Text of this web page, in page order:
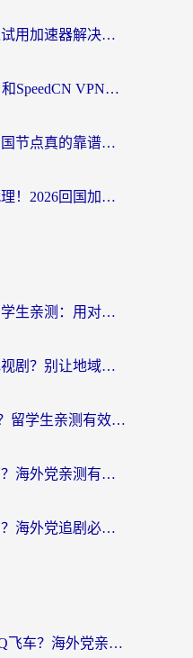
海外党必看：如何通过试用加速器解决国内APP地区限制？附2026最新对比测评
雷神手游VPN好用吗？和SpeedCN VPN对比哪个回国效果更好？海外党亲测3款加速器+避坑指南
海外党别踩坑：免费回国节点真的靠谱吗？教你选对加速器无缝访问国内资源
海外党别再踩坑免费代理！2026回国加速器全攻略：从选线到避坑，无缝访问国内资源
在国外怎么听酷我？留学生亲测：用对加速器就能畅听国内音乐听书
在国外如何看国内的电视剧？别让地域限制成为追剧路上的绊脚石
在国外如何看B站视频？留学生亲测有效的回国加速器选择指南
网易云音乐国外怎么下？海外党亲测有效的回国加速器指南
在国外不能看爱奇艺吗？海外党追剧必看的回国加速器选择指南
国外用什么加速器打QQ飞车？海外党亲测有效的国服游戏加速指南